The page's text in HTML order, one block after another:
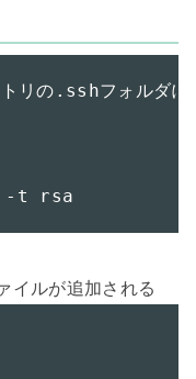
リの.sshフォルダに
-t rsa